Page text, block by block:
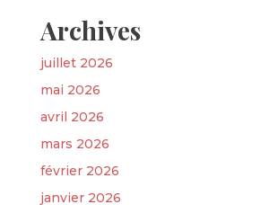
Archives
juillet 2026
mai 2026
avril 2026
mars 2026
février 2026
janvier 2026